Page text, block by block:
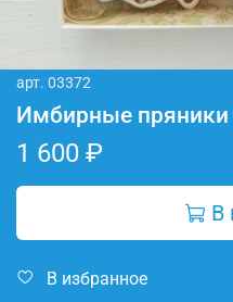
арт. 03372
Имбирные пряники
1 600 ₽
В
В избранное